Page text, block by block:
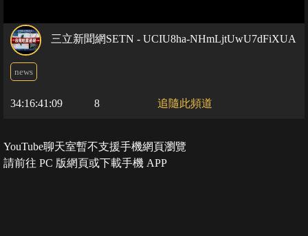
三立新聞網SETN - UCIU8ha-NHmLjtUwU7dFiXUA
news
34:16:41:09 8 追隨此頻道
YouTube聊天室暫不支援手機網頁瀏覽
請前往 PC 版網頁或下載手機 APP